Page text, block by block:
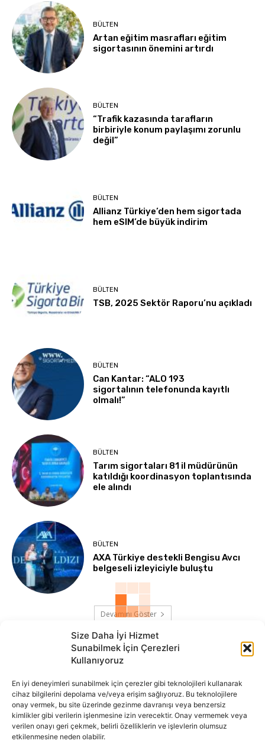
Size Daha İyi Hizmet
Sunabilmek İçin Çerezleri
Kullanıyoruz
En iyi deneyimleri sunabilmek için çerezler gibi teknolojileri kullanarak
cihaz bilgilerini depolama ve/veya erişim sağlıyoruz. Bu teknolojilere
onay vermek, bu site üzerinde gezinme davranışı veya benzersiz
kimlikler gibi verilerin işlenmesine izin verecektir. Onay vermemek veya
verilen onayı geri çekmek, belirli özelliklerin ve işlevlerin olumsuz
etkilenmesine neden olabilir.
BÜLTEN
Artan eğitim masrafları eğitim
sigortasının önemini artırdı
BÜLTEN
“Trafik kazasında tarafların
birbiriyle konum paylaşımı zorunlu
değil”
BÜLTEN
Allianz Türkiye’den hem sigortada
hem eSIM’de büyük indirim
BÜLTEN
TSB, 2025 Sektör Raporu’nu açıkladı
BÜLTEN
Can Kantar: “ALO 193
sigortalının telefonunda kayıtlı
olmalı!”
BÜLTEN
Tarım sigortaları 81 il müdürünün
katıldığı koordinasyon toplantısında
ele alındı
BÜLTEN
AXA Türkiye destekli Bengisu Avcı
belgeseli izleyiciyle buluştu
Devamını Göster
İnternet portalımızda yer alan tüm haber metini, resim ve benzeri
içeriğin hakları Sigortamedya Yayıncılık A.Ş.'ye aittir. Hiçbir şekilde
basılı ya da elektronik bir ortamda, kaynak gösterilse bile izin